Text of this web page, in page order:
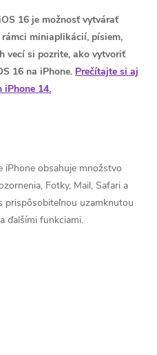
16 je možnosť vytvárať
miniaplikácií, písiem,
vecí si pozrite, ako vytvoriť
16 na iPhone. Prečítajte si aj
iPhone 14.
iPhone obsahuje množstvo
Fotky, Mail, Safari a
prispôsobiteľnou uzamknutou
ďalšími funkciami.